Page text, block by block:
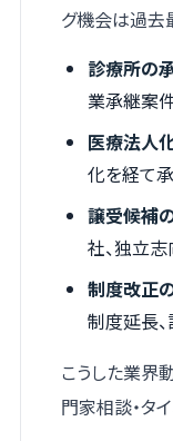
グ機会は過去
診療所の
業承継案
医療法人
化を経て
譲受候補
社、独立
制度改正
制度延長
こうした業界
門家相談・タ